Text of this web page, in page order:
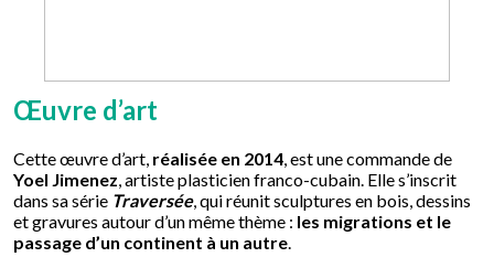
Œuvre d’art
Cette œuvre d’art, réalisée en 2014, est une commande de
Yoel Jimenez, artiste plasticien franco-cubain. Elle s’inscrit
dans sa série Traversée, qui réunit sculptures en bois, dessins
et gravures autour d’un même thème : les migrations et le
passage d’un continent à un autre.